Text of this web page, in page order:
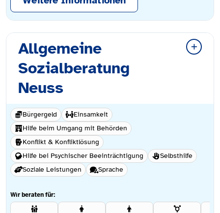
Allgemeine
Sozialberatung
Neuss
Bürgergeld
Einsamkeit
Hilfe beim Umgang mit Behörden
Konflikt & Konfliktlösung
Hilfe bei Psychischer Beeinträchtigung
Selbsthilfe
Soziale Leistungen
Sprache
Wir beraten für: